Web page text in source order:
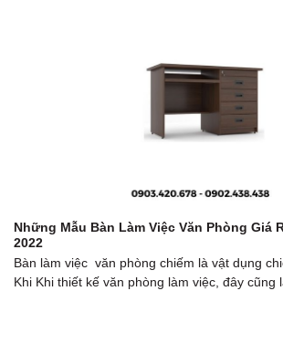
Những Mẫu Bàn Làm Việc Văn Phòng Giá
2022
Bàn làm việc văn phòng chiếm là vật dụng
Khi Khi thiết kế văn phòng làm việc, đây cũng